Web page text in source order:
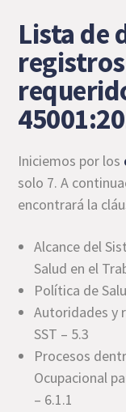
Lista de
Iniciemos por los
solo 7. A
encontrará la
Alcance del
Salud en el
Política de
Autoridades y
SST – 5.3
Procesos
Ocupacional
– 6.1.1